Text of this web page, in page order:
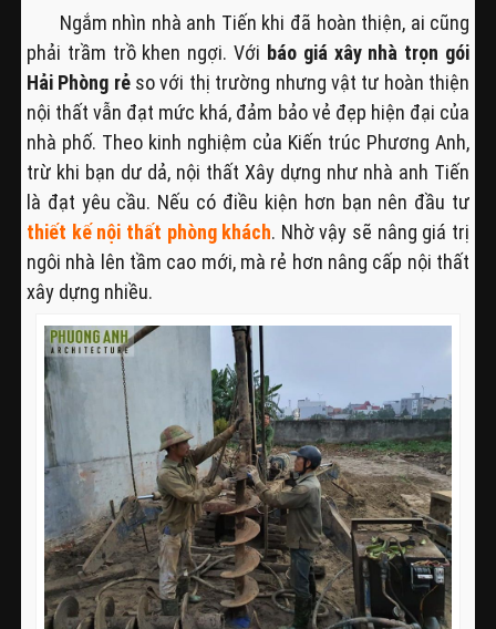
Ngắm nhìn nhà anh Tiến khi đã hoàn thiện, ai cũng
phải trầm trồ khen ngợi. Với báo giá xây nhà trọn gói
Hải Phòng rẻso với thị trường nhưng vật tư hoàn thiện
nội thất vẫn đạt mức khá, đảm bảo vẻ đẹp hiện đại của
nhà phố. Theo kinh nghiệm của Kiến trúc Phương Anh,
trừ khi bạn dư dả, nội thất Xây dựng như nhà anh Tiến
là đạt yêu cầu. Nếu có điều kiện hơn bạn nên đầu tư
thiết kế nội thất phòng khách. Nhờ vậy sẽ nâng giá trị
ngôi nhà lên tầm cao mới, mà rẻ hơn nâng cấp nội thất
xây dựng nhiều.